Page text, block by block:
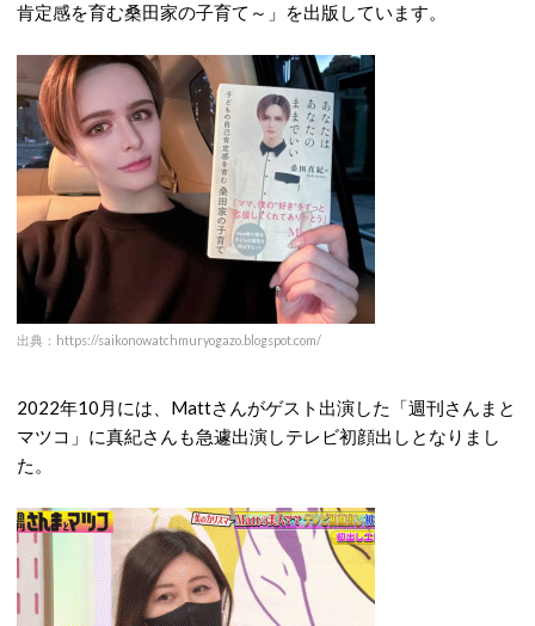
肯定感を育む桑田家の子育て～」を出版しています。
出典：https://saikonowatchmuryogazo.blogspot.com/
2022年10月には、Mattさんがゲスト出演した「週刊さんまと
マツコ」に真紀さんも急遽出演しテレビ初顔出しとなりまし
た。